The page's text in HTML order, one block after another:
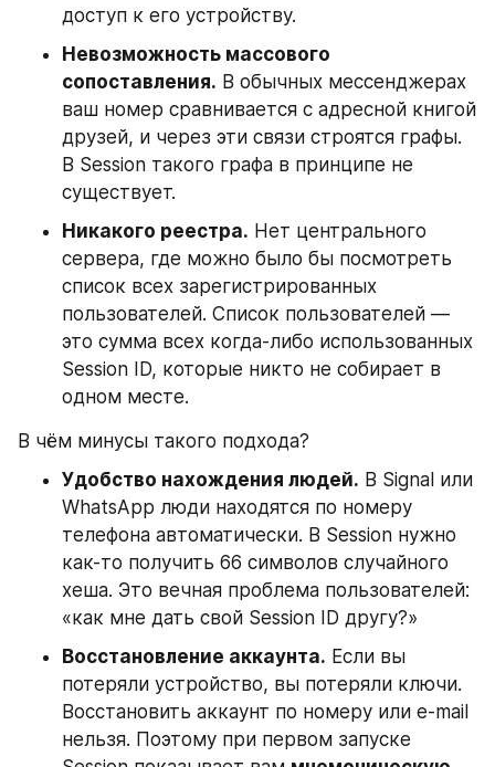
доступ к его устройству.
Невозможность массового
сопоставления. В обычных мессенджерах
ваш номер сравнивается с адресной книгой
друзей, и через эти связи строятся графы.
В Session такого графа в принципе не
существует.
Никакого реестра. Нет центрального
сервера, где можно было бы посмотреть
список всех зарегистрированных
пользователей. Список пользователей —
это сумма всех когда-либо использованных
Session ID, которые никто не собирает в
одном месте.
В чём минусы такого подхода?
Удобство нахождения людей. В Signal или
WhatsApp люди находятся по номеру
телефона автоматически. В Session нужно
как-то получить 66 символов случайного
хеша. Это вечная проблема пользователей:
«как мне дать свой Session ID другу?»
Восстановление аккаунта. Если вы
потеряли устройство, вы потеряли ключи.
Восстановить аккаунт по номеру или e-mail
нельзя. Поэтому при первом запуске